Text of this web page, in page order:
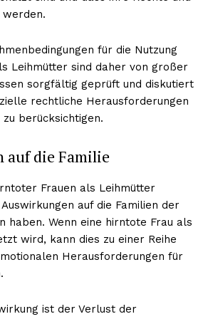
für die Nutzung
Leihmütter sind daher von großer
sorgfältig geprüft und diskutiert
rechtliche Herausforderungen
zu berücksichtigen.
auf die Familie
Frauen als Leihmütter
auf die Familien der
haben. Wenn eine hirntote Frau als
wird, kann dies zu einer Reihe
Herausforderungen für
ist der Verlust der